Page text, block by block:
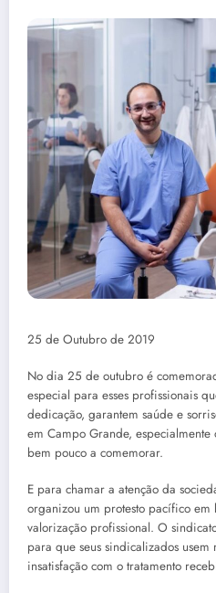
25 de Outubro de 2019
No dia 25 de outubro é
especial para esses profissionais
dedicação, garantem saúde e
em Campo Grande,
bem pouco a comemorar.
E para chamar a atenção da
organizou um protesto pacífico em
valorização profissional. O
para que seus sindicalizados usem
insatisfação com o tratamento